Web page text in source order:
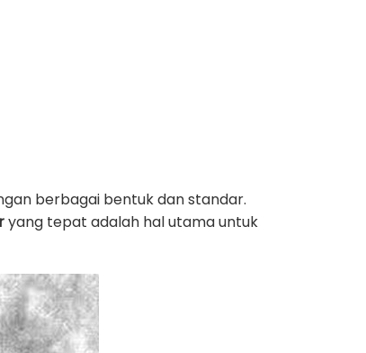
berbagai bentuk dan standar.
yang tepat adalah hal utama untuk